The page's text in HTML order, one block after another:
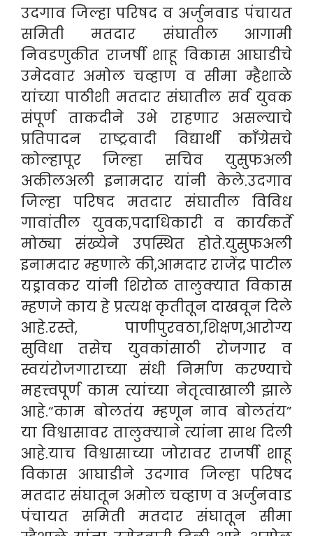
उदगाव जिल्हा परिषद व अर्जुनवाड पंचायत
समिती मतदार संघातील आगामी
निवडणुकीत राजर्षी शाहू विकास आघाडीचे
उमेदवार अमोल चव्हाण व सीमा म्हैशाळे
यांच्या पाठीशी मतदार संघातील सर्व युवक
संपूर्ण ताकदीने उभे राहणार असल्याचे
प्रतिपादन राष्ट्रवादी विद्यार्थी काँग्रेसचे
कोल्हापूर जिल्हा सचिव युसुफअली
अकीलअली इनामदार यांनी केले.उदगाव
जिल्हा परिषद मतदार संघातील विविध
गावांतील युवक,पदाधिकारी व कार्यकर्ते
मोठ्या संख्येने उपस्थित होते.युसुफअली
इनामदार म्हणाले की,आमदार राजेंद्र पाटील
यड्रावकर यांनी शिरोळ तालुक्यात विकास
म्हणजे काय हे प्रत्यक्ष कृतीतून दाखवून दिले
आहे.रस्ते, पाणीपुरवठा,शिक्षण,आरोग्य
सुविधा तसेच युवकांसाठी रोजगार व
स्वयंरोजगाराच्या संधी निर्माण करण्याचे
महत्त्वपूर्ण काम त्यांच्या नेतृत्वाखाली झाले
आहे.“काम बोलतंय म्हणून नाव बोलतंय”
या विश्वासावर तालुक्याने त्यांना साथ दिली
आहे.याच विश्वासाच्या जोरावर राजर्षी शाहू
विकास आघाडीने उदगाव जिल्हा परिषद
मतदार संघातून अमोल चव्हाण व अर्जुनवाड
पंचायत समिती मतदार संघातून सीमा